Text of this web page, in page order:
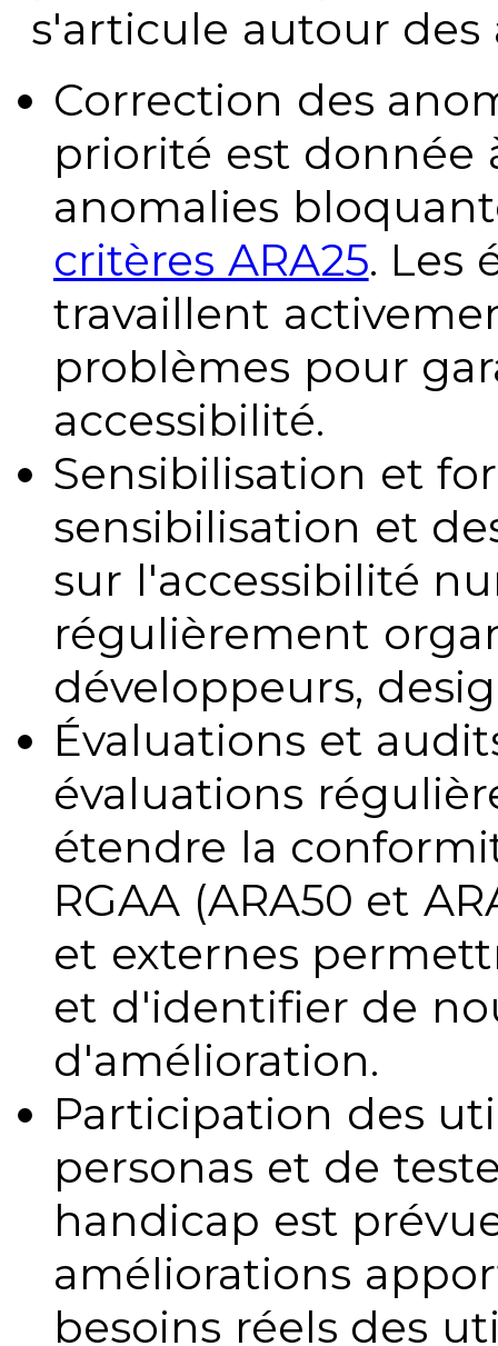
s'articule autour des
Correction des
priorité est donnée
anomalies
critères ARA25. Les
travaillent
problèmes pour
accessibilité.
Sensibilisation et
sensibilisation et
sur l'accessibilité
régulièrement
développeurs,
Évaluations et
évaluations
étendre la
RGAA (ARA50 et
et externes
et d'identifier de
d'amélioration.
Participation des
personas et de
handicap est
améliorations
besoins réels des